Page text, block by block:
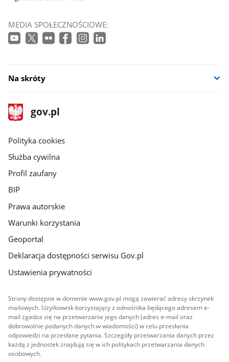
MEDIA SPOŁECZNOŚCIOWE:
Na skróty
stopka
gov.pl
Strona
gov.pl
gov.pl
Polityka cookies
Służba cywilna
Profil zaufany
BIP
Prawa autorskie
Warunki korzystania
Geoportal
Deklaracja dostępności serwisu Gov.pl
Ustawienia prywatności
Strony dostępne w domenie www.gov.pl mogą zawierać adresy skrzynek
mailowych. Użytkownik korzystający z odnośnika będącego adresem e-
mail zgadza się na przetwarzanie jego danych (adres e-mail oraz
dobrowolnie podanych danych w wiadomości) w celu przesłania
odpowiedzi na przesłane pytania. Szczegóły przetwarzania danych przez
każdą z jednostek znajdują się w ich politykach przetwarzania danych
osobowych.